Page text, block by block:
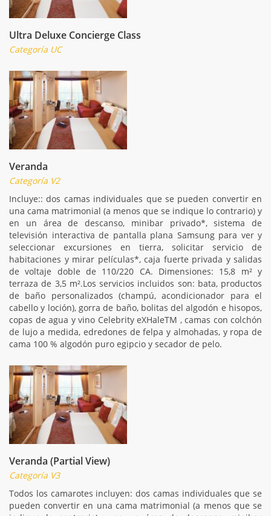
Ultra Deluxe Concierge Class
Categoría UC
Veranda
Categoría V2
Incluye:: dos camas individuales que se pueden convertir en
una cama matrimonial (a menos que se indique lo contrario) y
en un área de descanso, minibar privado*, sistema de
televisión interactiva de pantalla plana Samsung para ver y
seleccionar excursiones en tierra, solicitar servicio de
habitaciones y mirar películas*, caja fuerte privada y salidas
de voltaje doble de 110/220 CA. Dimensiones: 15,8 m² y
terraza de 3,5 m².Los servicios incluidos son: bata, productos
de baño personalizados (champú, acondicionador para el
cabello y loción), gorra de baño, bolitas del algodón e hisopos,
copas de agua y vino Celebrity eXHaleTM , camas con colchón
de lujo a medida, edredones de felpa y almohadas, y ropa de
cama 100 % algodón puro egipcio y secador de pelo.
Veranda (Partial View)
Categoría V3
Todos los camarotes incluyen: dos camas individuales que se
pueden convertir en una cama matrimonial (a menos que se